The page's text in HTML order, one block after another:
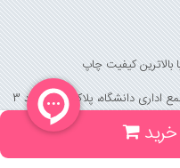
بالاترین کیفیت چاپ
دانشگاه، پلاک 158 واحد 3
(جهت خرید حضوری، تلفنی ، پیگیری سفارشات سایت با شماره تلفن 02166175070